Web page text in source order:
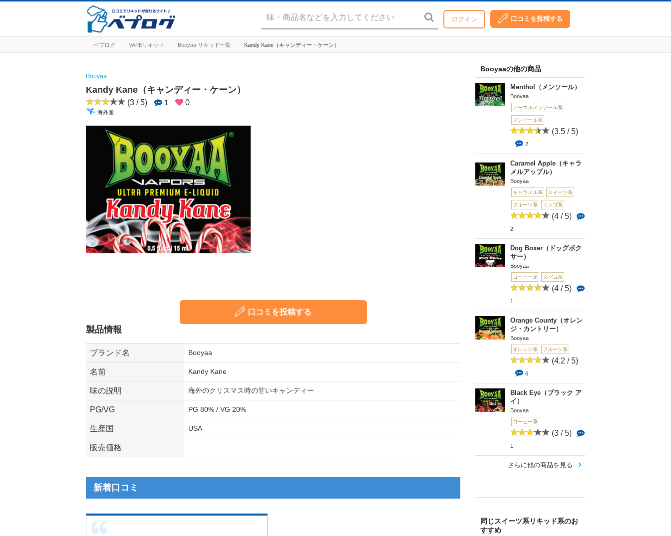
ログイン 口コミを投稿する
ベプログ VAPEリキッド Booyaa リキッド一覧 Kandy Kane（キャンディー・ケーン）
Booyaaの他の商品
Menthol（メンソール）
Booyaa
ノーマルメンソール系
メンソール系
(3.5 / 5)
2
Caramel Apple（キャラ
メルアップル）
Booyaa
キャラメル系 スイーツ系
フルーツ系 リンゴ系
(4 / 5)
2
Dog Boxer（ドッグボク
サー）
Booyaa
コーヒー系 タバコ系
(4 / 5)
1
Orange County（オレン
ジ・カントリー）
Booyaa
オレンジ系 フルーツ系
(4.2 / 5)
6
Black Eye（ブラック ア
イ）
Booyaa
コーヒー系
(3 / 5)
1
さらに他の商品を見る
同じスイーツ系リキッド系のお
すすめ
Booyaa
Kandy Kane（キャンディー・ケーン）
(3 / 5) 1 0
海外産
口コミを投稿する
製品情報
ブランド名 Booyaa
名前 Kandy Kane
味の説明 海外のクリスマス時の甘いキャンディー
PG/VG PG 80% / VG 20%
生産国 USA
販売価格
新着口コミ